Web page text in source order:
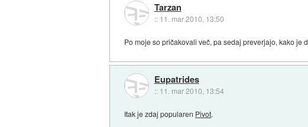
Tarzan
:: 11. mar 2010, 13:50
Po moje so pričakovali več, pa sedaj preverjajo, kako je
Eupatrides
:: 11. mar 2010, 13:54
Itak je zdaj popularen Pivot.